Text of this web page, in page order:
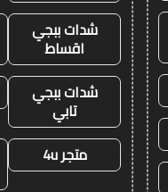
شدات ببجي
اقساط
شدات ببجي
تابي
متجر 4u